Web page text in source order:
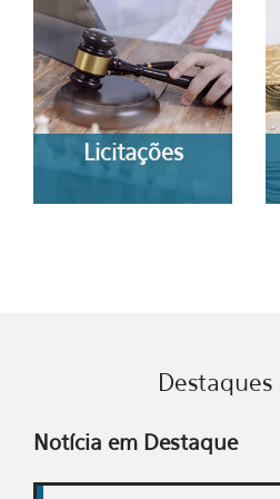
Licitações
Destaques
Notícia em Destaque